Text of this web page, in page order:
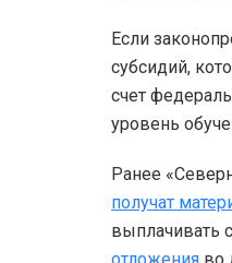
Если
субсидий,
счет
уровень
Ранее
получат
выплачивать
отложения во